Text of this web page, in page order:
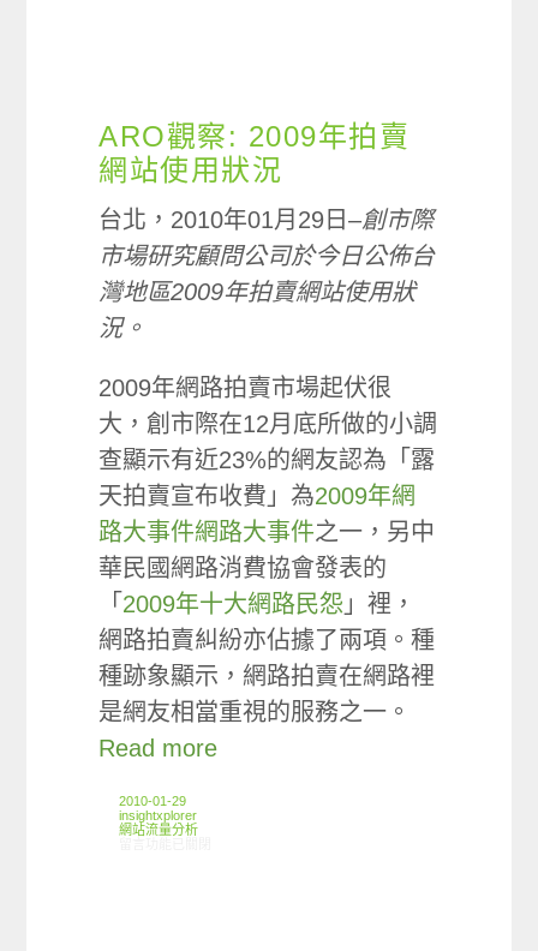
ARO觀察: 2009年拍賣
網站使用狀況
台北，2010年01月29日–創市際
市場研究顧問公司於今日公佈台
灣地區2009年拍賣網站使用狀
況。
2009年網路拍賣市場起伏很
大，創市際在12月底所做的小調
查顯示有近23%的網友認為「露
天拍賣宣布收費」為2009年網
路大事件網路大事件之一，另中
華民國網路消費協會發表的
「 2009年十大網路民怨 」裡，
網路拍賣糾紛亦佔據了兩項。種
種跡象顯示，網路拍賣在網路裡
是網友相當重視的服務之一。
Read more
2010-01-29
insightxplorer
網站流量分析